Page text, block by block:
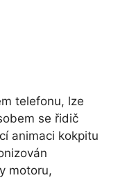
telefonu, lze
se řidič
animaci kokpitu
motoru,